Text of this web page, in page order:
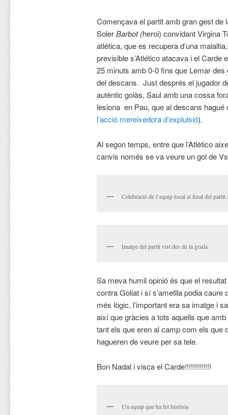
Començava el partit amb gran gest de
SolerBarbot (heroi) convidant Virgina
atlética, que es recupera d’una
previsible s’Atlético atacava i el Carde
25 minuts amb 0-0 fins que Lemar des
del descans. Just després el jugador
autèntic golàs, Saul amb una cossa
lesiona en Pau, que al descans hagué
l’acció mereixedora d’explulsió).
Al segon temps, entre que l’Atlético
canvis només se va veure un gol de
Celebració de l’equip local al final del partit
Imatge del partit vist des de la grada
Sa meva humil opinió és que el
contra Goliat i sí s’ametlla podia caure
més lògic, l’important era sa imatge i
així que gràcies a tots aquells que amb
tant els que eren al camp com els que
hagueren de veure per sa tele.
Bon Nadal i visca el Carde!!!!!!!!!!!!!
Un equip que ha fet història